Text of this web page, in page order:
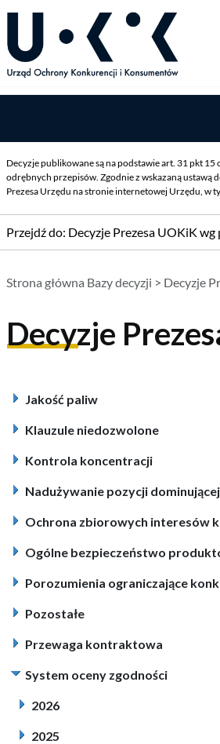
Decyzje publikowane są na podstawie art. 31 pkt
odrębnych przepisów. Zgodnie z wskazaną ustawą
Prezesa Urzędu na stronie internetowej Urzędu, w
Przejdź do: Decyzje Prezesa UOKiK
Strona główna Bazy decyzji > Decyzje
Decyzje
Jakość paliw
Klauzule niedozwolone
Kontrola koncentracji
Nadużywanie pozycji dominującej
Ochrona zbiorowych interesów
Ogólne bezpieczeństwo
Porozumienia ograniczające
Pozostałe
Przewaga kontraktowa
System oceny zgodności
2026
2025